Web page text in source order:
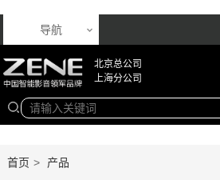
导航
北京总公司
上海分公司
首页 > 产品